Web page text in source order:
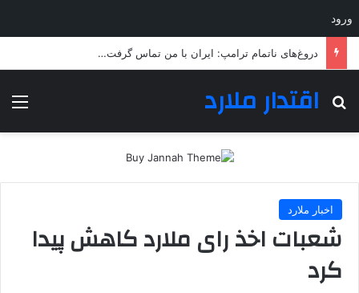
ورود
کالابرگ خانوارها شارژ شد
اقتدار ملارد
جستجو برای
اخبار ملارد
شعبات اخذ رای ملارد کاهش پیدا
کرد